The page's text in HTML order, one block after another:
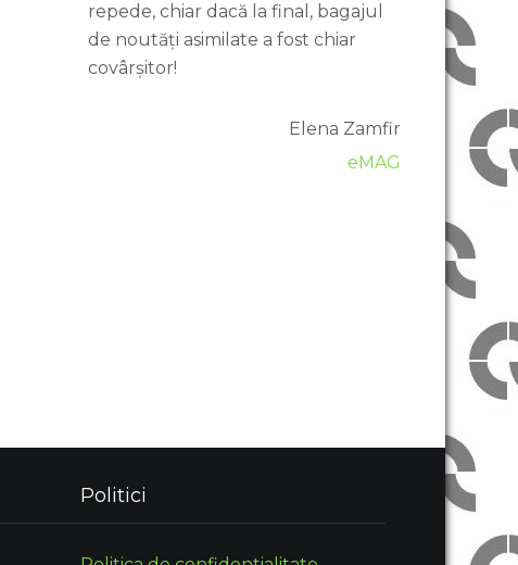
repede, chiar dacă la final, bagajul
de noutăți asimilate a fost chiar
covârșitor!
Elena Zamfir
eMAG
Politici